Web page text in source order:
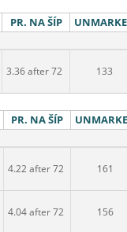
PR. NA ŠÍP
3.36 after 72 133
PR. NA ŠÍP
4.22 after 72 161
4.04 after 72 156